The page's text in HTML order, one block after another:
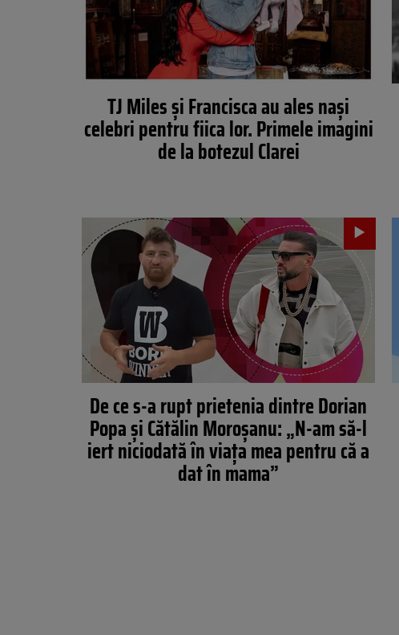
TJ Miles și Francisca au ales nași
celebri pentru fiica lor. Primele imagini
de la botezul Clarei
De ce s-a rupt prietenia dintre Dorian
Popa și Cătălin Moroșanu: „N-am să-l
iert niciodată în viața mea pentru că a
dat în mama”